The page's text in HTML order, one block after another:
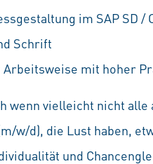
im SAP SD /
Schrift
mit hoher
wenn vielleicht nicht
w/d), die Lust haben,
und